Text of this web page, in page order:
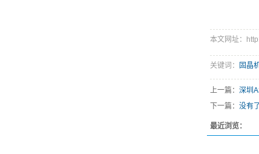
本文网址：
关键词： 固晶
上一篇： 深圳
下一篇： 没有了
最近浏览：